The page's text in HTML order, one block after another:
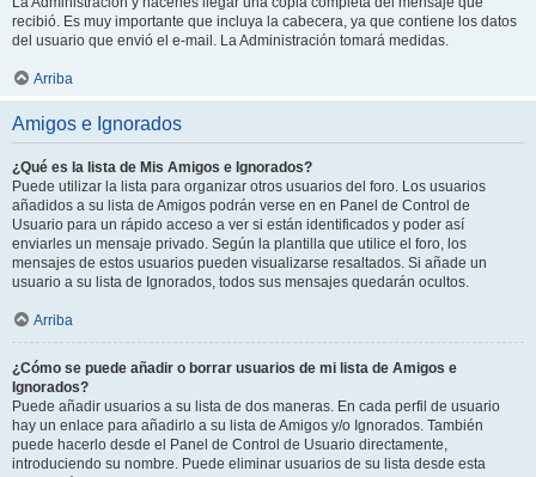
recibió. Es muy importante que incluya la cabecera, ya que contiene los datos
del usuario que envió el e-mail. La Administración tomará medidas.
Arriba
Amigos e Ignorados
¿Qué es la lista de Mis Amigos e Ignorados?
Puede utilizar la lista para organizar otros usuarios del foro. Los usuarios
añadidos a su lista de Amigos podrán verse en en Panel de Control de
Usuario para un rápido acceso a ver si están identificados y poder así
enviarles un mensaje privado. Según la plantilla que utilice el foro, los
mensajes de estos usuarios pueden visualizarse resaltados. Si añade un
usuario a su lista de Ignorados, todos sus mensajes quedarán ocultos.
Arriba
¿Cómo se puede añadir o borrar usuarios de mi lista de Amigos e
Ignorados?
Puede añadir usuarios a su lista de dos maneras. En cada perfil de usuario
hay un enlace para añadirlo a su lista de Amigos y/o Ignorados. También
puede hacerlo desde el Panel de Control de Usuario directamente,
introduciendo su nombre. Puede eliminar usuarios de su lista desde esta